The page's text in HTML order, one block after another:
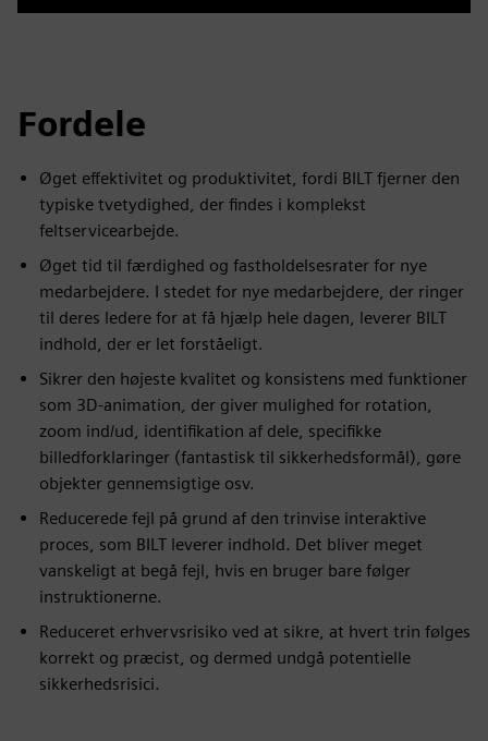
Fordele
Øget effektivitet og produktivitet, fordi BILT fjerner den
typiske tvetydighed, der findes i komplekst
feltservicearbejde.
Øget tid til færdighed og fastholdelsesrater for nye
medarbejdere. I stedet for nye medarbejdere, der ringer
til deres ledere for at få hjælp hele dagen, leverer BILT
indhold, der er let forståeligt.
Sikrer den højeste kvalitet og konsistens med funktioner
som 3D-animation, der giver mulighed for rotation,
zoom ind/ud, identifikation af dele, specifikke
billedforklaringer (fantastisk til sikkerhedsformål), gøre
objekter gennemsigtige osv.
Reducerede fejl på grund af den trinvise interaktive
proces, som BILT leverer indhold. Det bliver meget
vanskeligt at begå fejl, hvis en bruger bare følger
instruktionerne.
Reduceret erhvervsrisiko ved at sikre, at hvert trin følges
korrekt og præcist, og dermed undgå potentielle
sikkerhedsrisici.